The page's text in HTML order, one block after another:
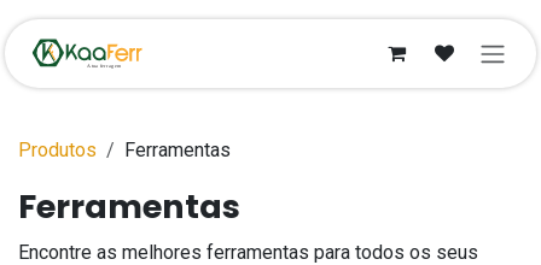
Pular para o conteúdo
Produtos Ferramentas
Ferramentas
Encontre as melhores ferramentas para todos os seus